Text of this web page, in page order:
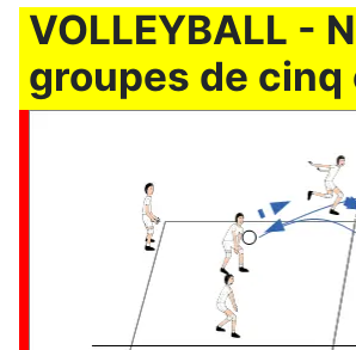
VOLLEYBALL -
groupes de